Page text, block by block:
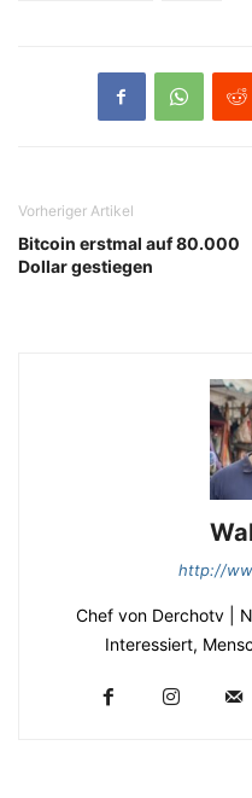
Vorheriger Artikel
Bitcoin erstmal auf 80.000
Dollar gestiegen
http://
Chef von Derchotv |
Interessiert,